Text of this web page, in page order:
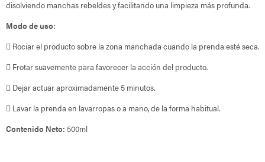
disolviendo manchas rebeldes y facilitando una limpieza más profunda.
Modo de uso:
 Rociar el producto sobre la zona manchada cuando la prenda esté seca.
 Frotar suavemente para favorecer la acción del producto.
 Dejar actuar aproximadamente 5 minutos.
 Lavar la prenda en lavarropas o a mano, de la forma habitual.
Contenido Neto: 500ml